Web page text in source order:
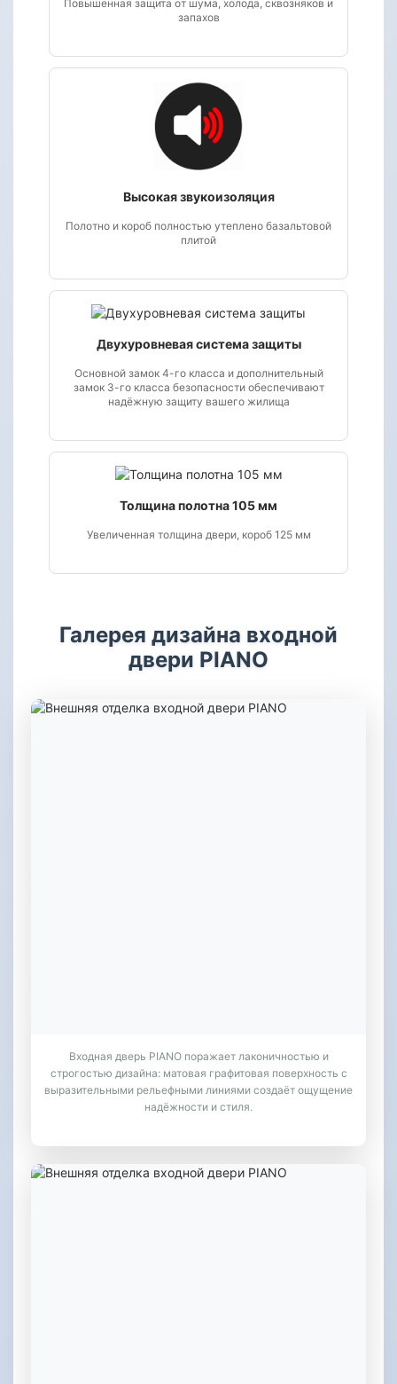
Повышенная защита от шума, холода, сквозняков и
запахов
Высокая звукоизоляция
Полотно и короб полностью утеплено базальтовой
плитой
Двухуровневая система защиты
Основной замок 4-го класса и дополнительный
замок 3-го класса безопасности обеспечивают
надёжную защиту вашего жилища
Толщина полотна 105 мм
Увеличенная толщина двери, короб 125 мм
Галерея дизайна входной
двери PIANO
Входная дверь PIANO поражает лаконичностью и
строгостью дизайна: матовая графитовая поверхность с
выразительными рельефными линиями создаёт ощущение
надёжности и стиля.